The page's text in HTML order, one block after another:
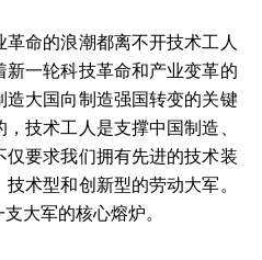
命的浪潮都离不开技术工人
一轮科技革命和产业变革的
造大国向制造强国转变的关键
技术工人是支撑中国制造、
要求我们拥有先进的技术装
术型和创新型的劳动大军。
大军的核心熔炉。